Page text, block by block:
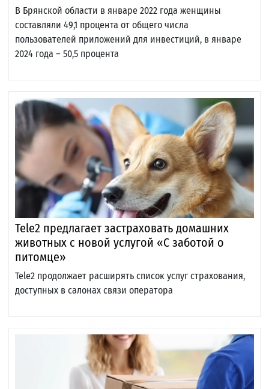
В Брянской области в январе 2022 года женщины
составляли 49,1 процента от общего числа
пользователей приложений для инвестиций, в январе
2024 года – 50,5 процента
Tele2 предлагает застраховать домашних
животных с новой услугой «С заботой о
питомце»
Tele2 продолжает расширять список услуг страхования,
доступных в салонах связи оператора